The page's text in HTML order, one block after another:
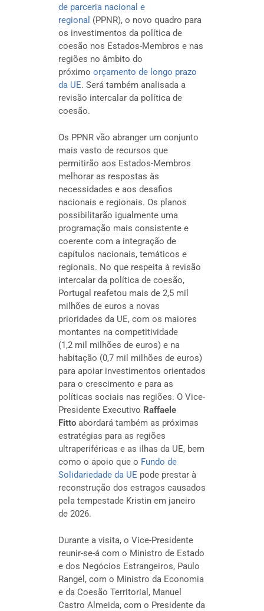
de parceria nacional e
regional (PPNR), o novo quadro para
os investimentos da política de
coesão nos Estados-Membros e nas
regiões no âmbito do
próximo orçamento de longo prazo
da UE. Será também analisada a
revisão intercalar da política de
coesão.
Os PPNR vão abranger um conjunto
mais vasto de recursos que
permitirão aos Estados-Membros
melhorar as respostas às
necessidades e aos desafios
nacionais e regionais. Os planos
possibilitarão igualmente uma
programação mais consistente e
coerente com a integração de
capítulos nacionais, temáticos e
regionais. No que respeita à revisão
intercalar da política de coesão,
Portugal reafetou mais de 2,5 mil
milhões de euros a novas
prioridades da UE, com os maiores
montantes na competitividade
(1,2 mil milhões de euros) e na
habitação (0,7 mil milhões de euros)
para apoiar investimentos orientados
para o crescimento e para as
políticas sociais nas regiões. O Vice-
Presidente Executivo Raffaele
Fittoabordará também as próximas
estratégias para as regiões
ultraperiféricas e as ilhas da UE, bem
como o apoio que o Fundo de
Solidariedade da UE pode prestar à
reconstrução dos estragos causados
pela tempestade Kristin em janeiro
de 2026.
Durante a visita, o Vice-Presidente
reunir-se-á com o Ministro de Estado
e dos Negócios Estrangeiros, Paulo
Rangel, com o Ministro da Economia
e da Coesão Territorial, Manuel
Castro Almeida, com o Presidente da